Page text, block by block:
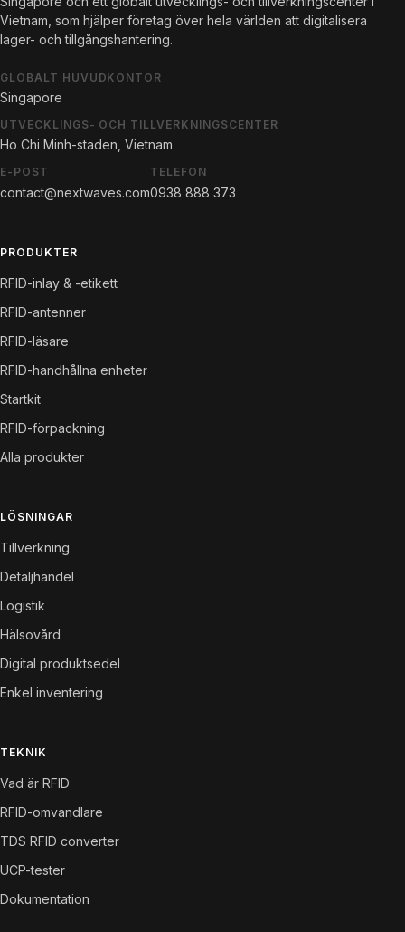
Vietnam, som hjälper företag över hela världen att digitalisera
lager- och tillgångshantering.
GLOBALT HUVUDKONTOR
Singapore
UTVECKLINGS- OCH TILLVERKNINGSCENTER
Ho Chi Minh-staden, Vietnam
E-POST
contact@nextwaves.com
TELEFON
0938 888 373
PRODUKTER
RFID-inlay & -etikett
RFID-antenner
RFID-läsare
RFID-handhållna enheter
Startkit
RFID-förpackning
Alla produkter
LÖSNINGAR
Tillverkning
Detaljhandel
Logistik
Hälsovård
Digital produktsedel
Enkel inventering
TEKNIK
Vad är RFID
RFID-omvandlare
TDS RFID converter
UCP-tester
Dokumentation